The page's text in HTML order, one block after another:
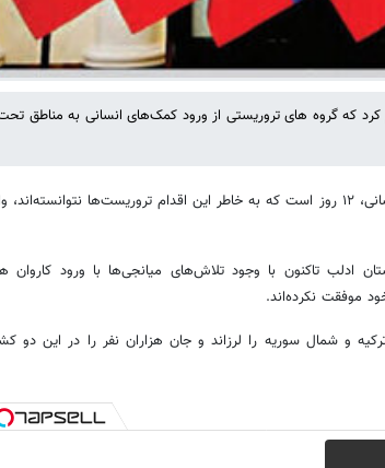
کرد که گروه های تروریستی از ورود کمک‌های انسانی به مناطق
هلال احمر سوریه افزود: کاروان‌های کمک‌های انسانی، ۱۲ روز است که به خاطر این اقدام تروریست‌ها
ادلب تاکنون با وجود تلاش‌های میانجی‌ها با ورود کاروان
موفقت نکرده‌اند.
بامداد ۱۷ بهمن جنوب ترکیه و شمال سوریه را لرزاند و جان هزاران نفر را در این دو